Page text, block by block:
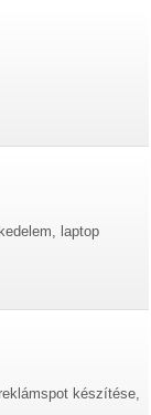
laptop
készítése,